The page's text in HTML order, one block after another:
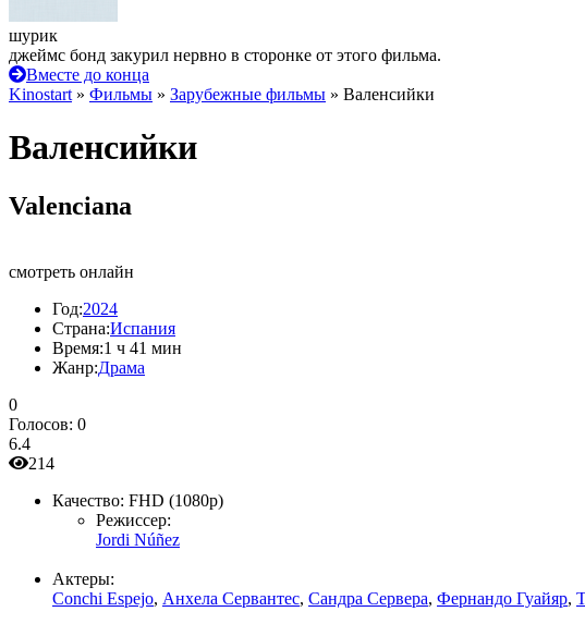
шурик
джеймс бонд закурил нервно в сторонке от этого фильма.
Вместе до конца
Kinostart » Фильмы » Зарубежные фильмы » Валенсийки
Валенсийки
Valenciana
смотреть онлайн
Год:2024
Страна:Испания
Время:1 ч 41 мин
Жанр:Драма
0
Голосов: 0
6.4
214
Качество: FHD (1080p)
Режиссер:
Jordi Núñez
Актеры:
Conchi Espejo, Анхела Сервантес, Сандра Сервера, Фернандо Гуайяр,